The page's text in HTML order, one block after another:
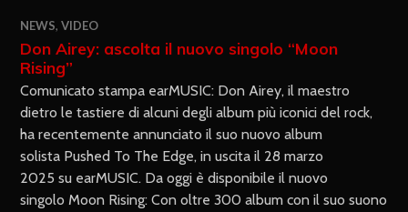
NEWS,VIDEO
Don Airey: ascolta il nuovo singolo “Moon
Rising”
Comunicato stampa earMUSIC: Don Airey, il maestro
dietro le tastiere di alcuni degli album più iconici del rock,
ha recentemente annunciato il suo nuovo album
solista Pushed To The Edge, in uscita il 28 marzo
2025 su earMUSIC. Da oggi è disponibile il nuovo
singolo Moon Rising: Con oltre 300 album con il suo suono